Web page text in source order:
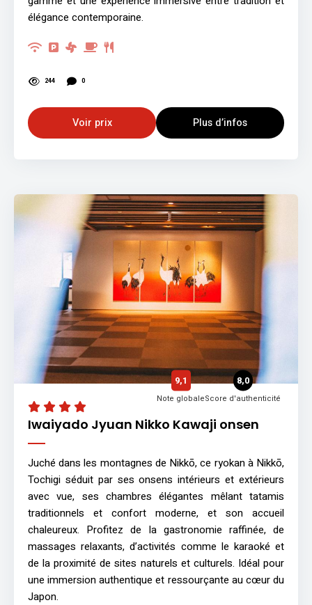
élégance contemporaine.
244 0
Voir prix Plus d’infos
Iwaiyado Jyuan Nikko Kawaji onsen
9,1
Note globale
8,0
Score d'authenticité
Juché dans les montagnes de Nikkō, ce ryokan à Nikkō,
Tochigi séduit par ses onsens intérieurs et extérieurs
avec vue, ses chambres élégantes mêlant tatamis
traditionnels et confort moderne, et son accueil
chaleureux. Profitez de la gastronomie raffinée, de
massages relaxants, d’activités comme le karaoké et
de la proximité de sites naturels et culturels. Idéal pour
une immersion authentique et ressourçante au cœur du
Japon.